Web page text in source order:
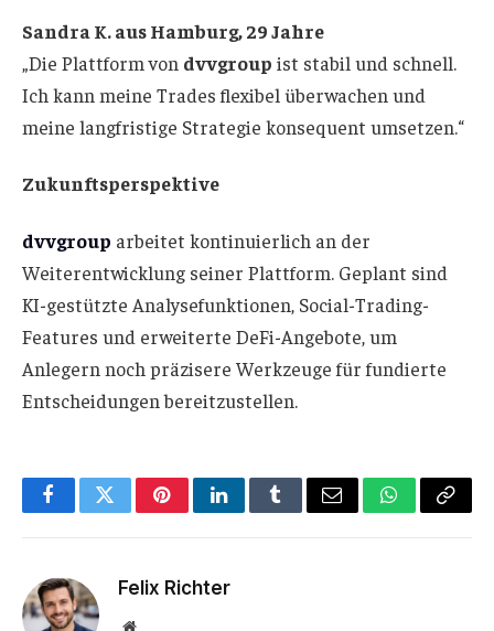
Sandra K. aus Hamburg, 29 Jahre
„Die Plattform von dvvgroup ist stabil und schnell.
Ich kann meine Trades flexibel überwachen und
meine langfristige Strategie konsequent umsetzen.“
Zukunftsperspektive
dvvgroup arbeitet kontinuierlich an der
Weiterentwicklung seiner Plattform. Geplant sind
KI-gestützte Analysefunktionen, Social-Trading-
Features und erweiterte DeFi-Angebote, um
Anlegern noch präzisere Werkzeuge für fundierte
Entscheidungen bereitzustellen.
FacebookTwitterPinterestLinkedInTumblrEmail WhatsApp
Copy
Felix Richter
Website